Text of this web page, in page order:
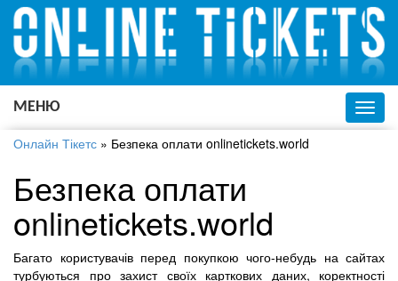
Англійська
Російська
Українська
МЕНЮ
Онлайн Тікетс » Безпека оплати onlinetickets.world
Безпека оплати
onlinetickets.world
Багато користувачів перед покупкою чого-небудь на сайтах
турбуються про захист своїх карткових даних, коректності